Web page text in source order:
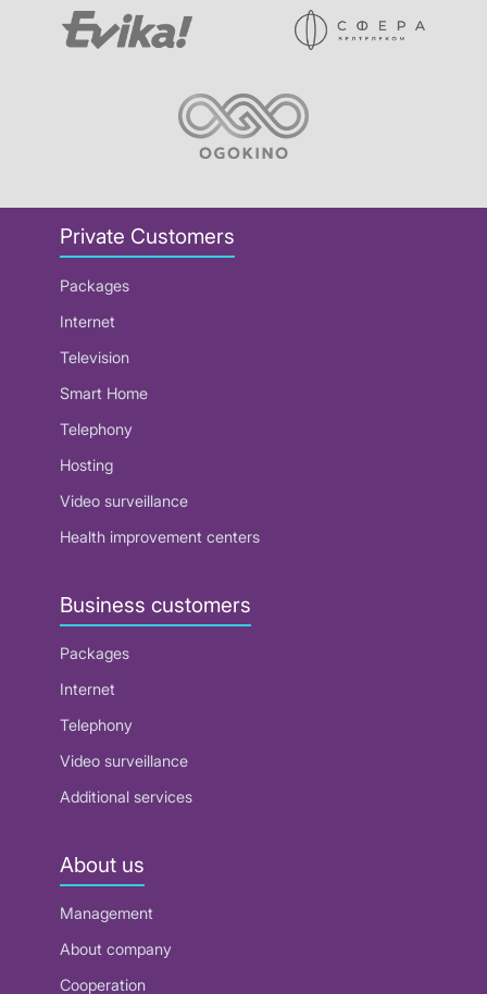
Private Customers
Packages
Internet
Television
Smart Home
Telephony
Hosting
Video surveillance
Health improvement centers
Business customers
Packages
Internet
Telephony
Video surveillance
Additional services
About us
Management
About company
Cooperation